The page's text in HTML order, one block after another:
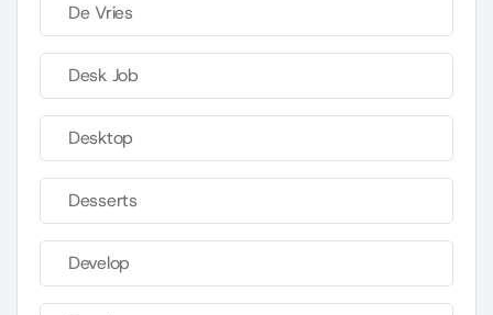
De Vries
Desk Job
Desktop
Desserts
Develop